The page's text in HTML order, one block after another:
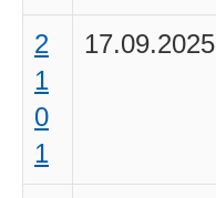
2
1
0
1
17.09.2025